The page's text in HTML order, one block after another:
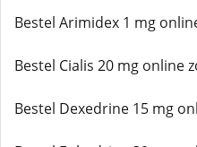
Bestel Arimidex 1 mg
Bestel Cialis 20 mg online
Bestel Dexedrine 15 mg